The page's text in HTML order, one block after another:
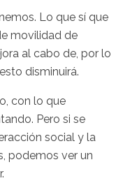
Lo que sí que
movilidad de
al cabo de, por lo
disminuirá.
con lo que
Pero si se
social y la
podemos ver un